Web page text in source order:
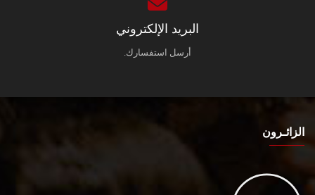
البريد الإلكتروني
أرسل استفسارك.
الزائـرون